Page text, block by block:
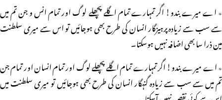
٭ اے میرے بندو! اگر تمہارے تمام اگلے پچھلے لوگ اور تمام انس و جن تم میں
سے سب سے زیادہ پرہیزگار انسان کی طرح بھی ہوجائیں تو اس سے میری سلطنت
مین ذرا سا بھی اضافہ نہیں ہوسکتا۔
٭ اے میرے بندو! اگر تمہارے تمام اگلے پچھلے لوگ اور تمام انسان اور تمام جن
تم میں سے سب سے زیادہ گنہگار انسان کی طرح بھی ہوجائیں تو میری سلطنت میں